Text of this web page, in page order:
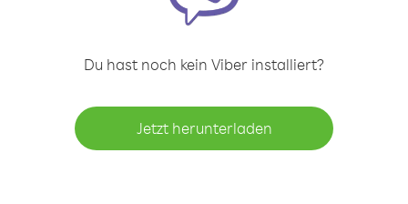
Du hast noch kein Viber installiert?
Jetzt herunterladen